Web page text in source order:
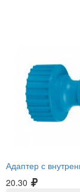
Адаптер с
20.30